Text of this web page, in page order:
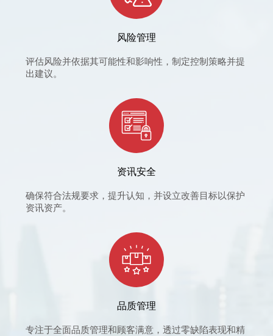
风险管理
评估风险并依据其可能性和影响性，制定控制策略并提
出建议。
资讯安全
确保符合法规要求，提升认知，并设立改善目标以保护
资讯资产。
品质管理
专注于全面品质管理和顾客满意，透过零缺陷表现和精